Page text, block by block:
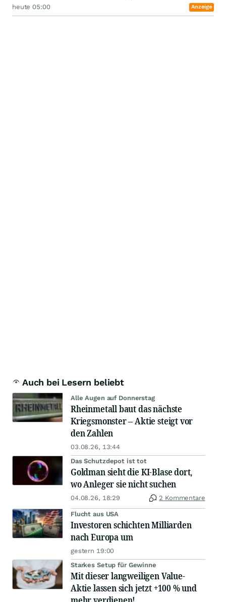
heute 05:00 Anzeige
Auch bei Lesern beliebt
Alle Augen auf Donnerstag
Rheinmetall baut das nächste
Kriegsmonster – Aktie steigt vor
den Zahlen
03.08.26, 13:44
Das Schutzdepot ist tot
Goldman sieht die KI-Blase dort,
wo Anleger sie nicht suchen
04.08.26, 18:29 2 Kommentare
Flucht aus USA
Investoren schichten Milliarden
nach Europa um
gestern 19:00
Starkes Setup für Gewinne
Mit dieser langweiligen Value-
Aktie lassen sich jetzt +100 % und